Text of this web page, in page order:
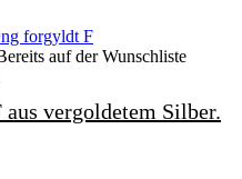
auf der Wunschliste
aus vergoldetem Silber.